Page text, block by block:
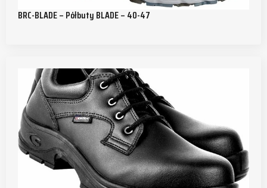
BRC-BLADE – Półbuty BLADE – 40-47